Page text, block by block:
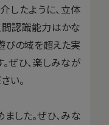
したように、立体
間認識能力はかな
びの域を超えた実
ぜひ、楽しみなが
い。
した。ぜひ、みな